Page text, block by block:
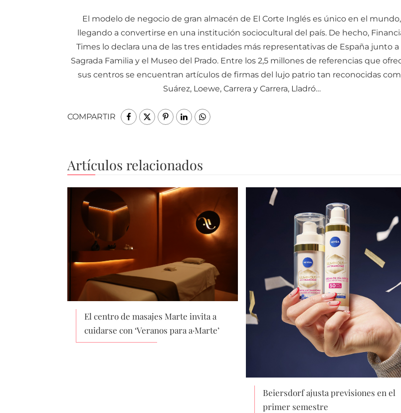
El modelo de negocio de gran almacén de El Corte Inglés es único en el mundo,
llegando a convertirse en una institución sociocultural del país. De hecho,
Times lo declara una de las tres entidades más representativas de España junto a
Sagrada Familia y el Museo del Prado. Entre los 2,5 millones de referencias que
sus centros se encuentran artículos de firmas del lujo patrio tan reconocidas
Suárez, Loewe, Carrera y Carrera, Lladró…
COMPARTIR
Artículos relacionados
El centro de masajes Marte invita a
cuidarse con ‘Veranos para a·Marte’
Beiersdorf ajusta previsiones en el
primer semestre